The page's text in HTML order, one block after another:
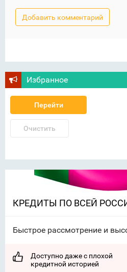
Избранное
Перейти
Очистить
КРЕДИТЫ ПО ВСЕЙ
Быстрое рассмотрение и
Доступно даже с плохой
кредитной историей